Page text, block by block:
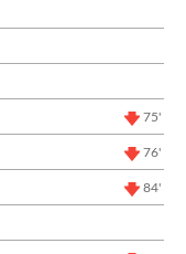
75'
76'
84'